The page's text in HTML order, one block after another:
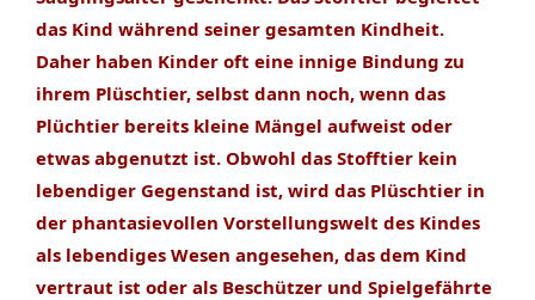
das Kind während seiner gesamten Kindheit.
Daher haben Kinder oft eine innige Bindung zu
ihrem Plüschtier, selbst dann noch, wenn das
Plüchtier bereits kleine Mängel aufweist oder
etwas abgenutzt ist. Obwohl das Stofftier kein
lebendiger Gegenstand ist, wird das Plüschtier in
der phantasievollen Vorstellungswelt des Kindes
als lebendiges Wesen angesehen, das dem Kind
vertraut ist oder als Beschützer und Spielgefährte